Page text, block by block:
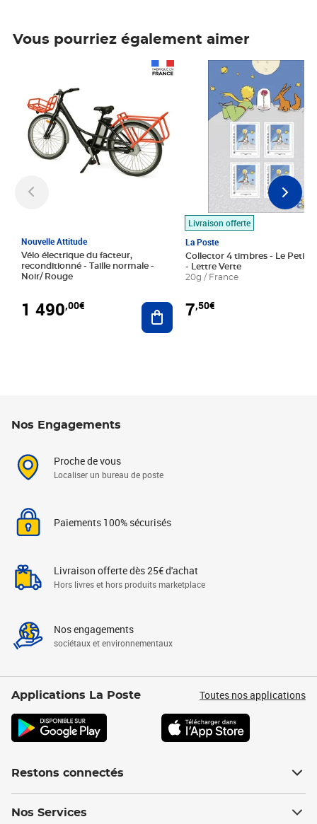
Vous pourriez également aimer
Nouvelle Attitude
Vélo électrique du facteur,
reconditionné - Taille normale -
Noir/ Rouge
1 490,00€ Ajouter au panier
Livraison offerte
La Poste
Collector 4 timbres - Le Petit
- Lettre Verte
20g / France
7,50€
Prix 7,50€
Nos Engagements
Proche de vous
Localiser un bureau de poste
Paiements 100% sécurisés
Livraison offerte dès 25€ d'achat
Hors livres et hors produits marketplace
Nos engagements
sociétaux et environnementaux
Applications La Poste Toutes nos applications
Restons connectés
Nos Services